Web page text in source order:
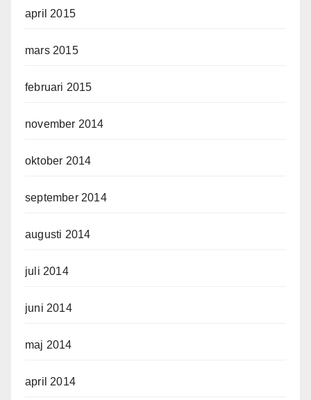
april 2015
mars 2015
februari 2015
november 2014
oktober 2014
september 2014
augusti 2014
juli 2014
juni 2014
maj 2014
april 2014